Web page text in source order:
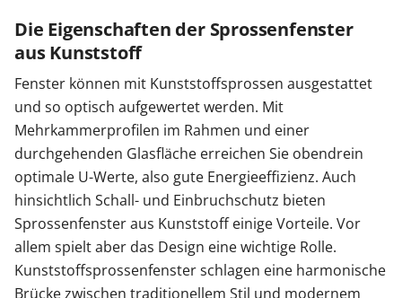
Die Eigenschaften der Sprossenfenster
aus Kunststoff
Fenster können mit Kunststoffsprossen ausgestattet
und so optisch aufgewertet werden. Mit
Mehrkammerprofilen im Rahmen und einer
durchgehenden Glasfläche erreichen Sie obendrein
optimale U-Werte, also gute Energieeffizienz. Auch
hinsichtlich Schall- und Einbruchschutz bieten
Sprossenfenster aus Kunststoff einige Vorteile. Vor
allem spielt aber das Design eine wichtige Rolle.
Kunststoffsprossenfenster schlagen eine harmonische
Brücke zwischen traditionellem Stil und modernem